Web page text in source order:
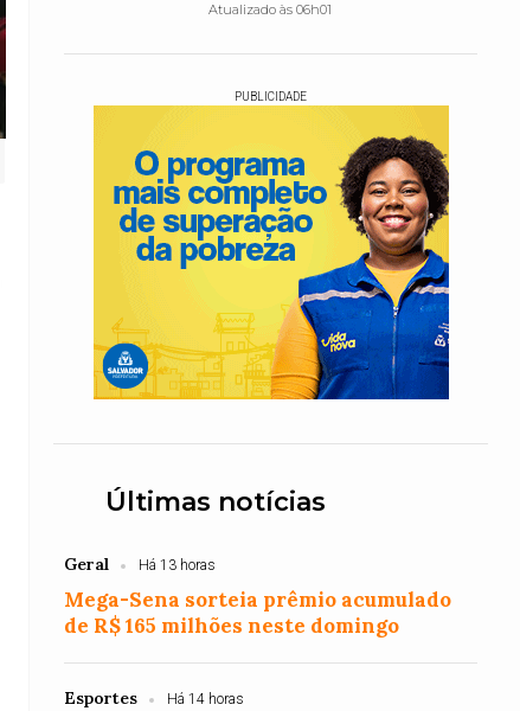
Atualizado às 06h01
PUBLICIDADE
Últimas notícias
Geral Há 13 horas
Mega-Sena sorteia prêmio acumulado
de R$ 165 milhões neste domingo
Esportes Há 14 horas